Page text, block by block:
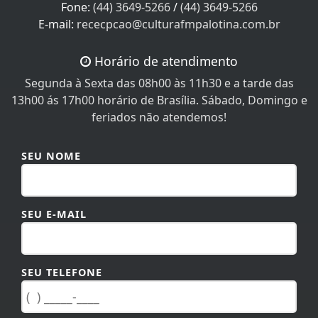
Fone: (44) 3649-5266/(44) 3649-5266
E-mail: rececpcao@culturafmpalotina.com.br
Horário de atendimento
Segunda à Sexta das 08h00 às 11h30 e a tarde das
13h00 ás 17h00 horário de Brasília. Sábado, Domingo e
feriados não atendemos!
SEU NOME
SEU E-MAIL
SEU TELEFONE